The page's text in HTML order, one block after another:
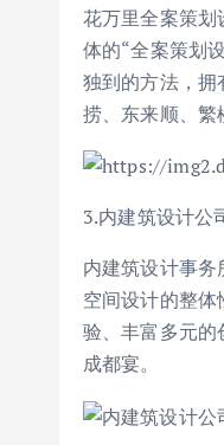
花万里全案策
体的“全案策划
独到的方法，
捞、东来顺、繁
3.内建筑设计公
内建筑设计事
空间设计的整
验、丰富多元的
成都宴。